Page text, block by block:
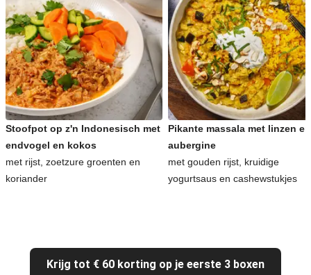
Stoofpot op z'n Indonesisch met
endvogel en kokos
met rijst, zoetzure groenten en
koriander
Pikante massala met linzen en
aubergine
met gouden rijst, kruidige
yogurtsaus en cashewstukjes
Krijg tot € 60 korting op je eerste 3 boxen